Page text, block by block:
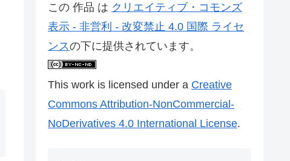
この 作品 は クリエイティブ・コモンズ
表示 - 非営利 - 改変禁止 4.0 国際 ライセ
ンスの下に提供されています。
This work is licensed under a Creative
Commons Attribution-NonCommercial-
NoDerivatives 4.0 International License.